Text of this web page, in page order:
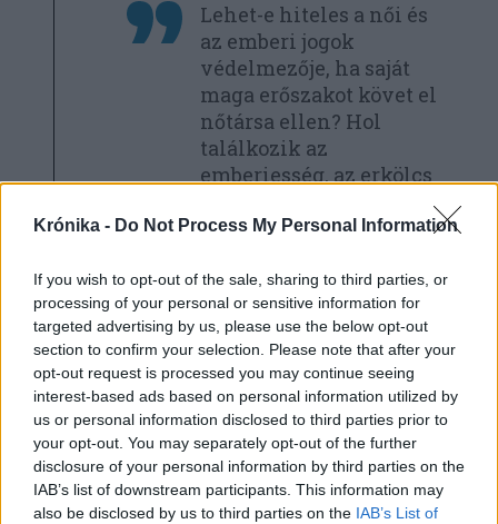
Krónika - Do Not Process My Personal Information
If you wish to opt-out of the sale, sharing to third parties, or
processing of your personal or sensitive information for
targeted advertising by us, please use the below opt-out
section to confirm your selection. Please note that after your
opt-out request is processed you may continue seeing
interest-based ads based on personal information utilized by
us or personal information disclosed to third parties prior to
your opt-out. You may separately opt-out of the further
disclosure of your personal information by third parties on the
IAB’s list of downstream participants. This information may
also be disclosed by us to third parties on the IAB’s List of
Lehet-e hiteles a női és
az emberi jogok
védelmezője, ha saját
maga erőszakot követ el
nőtársa ellen? Hol
találkozik az
emberiesség, az erkölcs
BALOGH LEVENTE
Osztrák schengeni „ajándék”
A román schengeni
csatlakozás
feltételekhez kötött
részleges
jóváhagyásának